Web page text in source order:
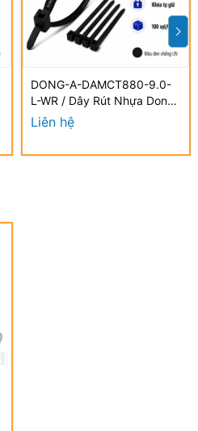
DONG-A-DAMCT880-9.0-
L-WR / Dây Rút Nhựa Dong-
A 9.0×880mm Chống UV
Liên hệ